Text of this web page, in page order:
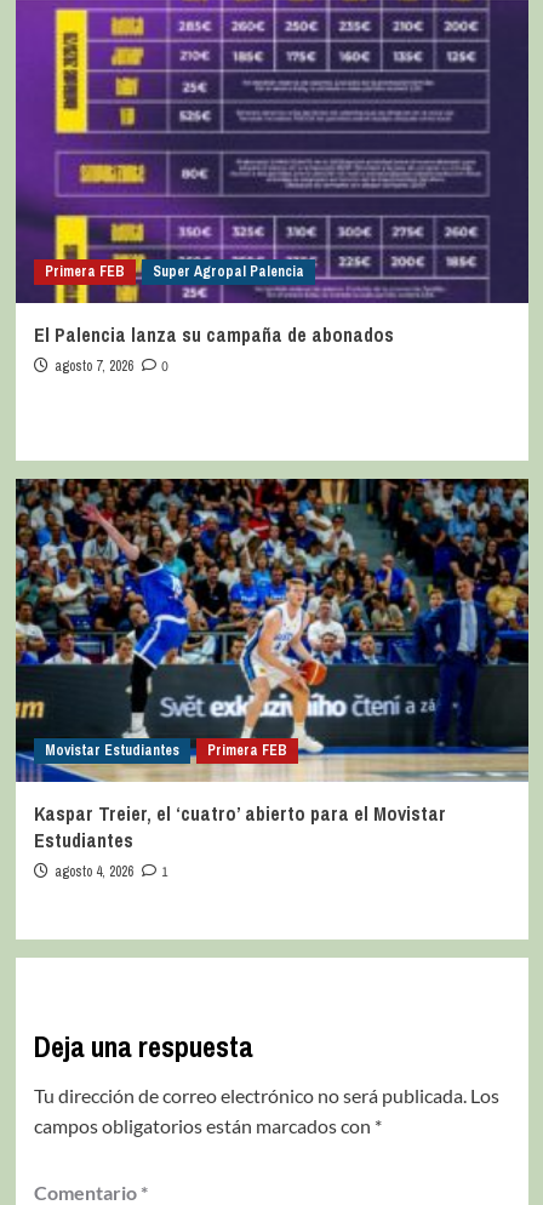
Primera FEB Super Agropal Palencia
El Palencia lanza su campaña de abonados
agosto 7, 2026 0
Movistar Estudiantes Primera FEB
Kaspar Treier, el ‘cuatro’ abierto para el Movistar
Estudiantes
agosto 4, 2026 1
Deja una respuesta
Tu dirección de correo electrónico no será publicada. Los
campos obligatorios están marcados con *
Comentario *